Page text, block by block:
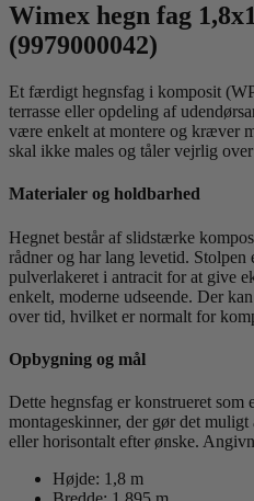
Wimex hegn fag
(9979000042)
Et færdigt hegnsfag i komposit
terrasse eller opdeling af
være enkelt at montere og kræver
skal ikke males og tåler vejrlig over
Materialer og holdbarhed
Hegnet består af slidstærke
rådner og har lang levetid. Stolpen
pulverlakeret i antracit for at give
enkelt, moderne udseende. Der
over tid, hvilket er normalt for
Opbygning og mål
Dette hegnsfag er konstrueret som
montageskinner, der gør det
eller horisontalt efter ønske.
Højde: 1,8 m